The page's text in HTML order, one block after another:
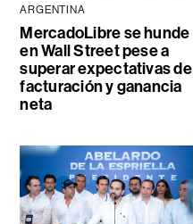
ARGENTINA
MercadoLibre se hunde
en Wall Street pese a
superar expectativas de
facturación y ganancia
neta